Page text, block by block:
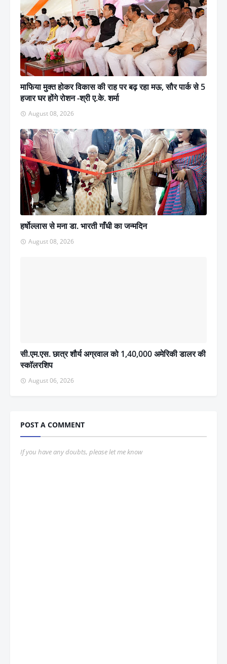
माफिया मुक्त होकर विकास की राह पर बढ़ रहा मऊ, सौर पार्क से 5
हजार घर होंगे रोशन -श्री ए.के. शर्मा
August 08, 2026
हर्षोल्लास से मना डा. भारती गाँधी का जन्मदिन
August 08, 2026
सी.एम.एस. छात्र शौर्य अग्रवाल को 1,40,000 अमेरिकी डालर की
स्काॅलरशिप
August 06, 2026
POST A COMMENT
If you have any doubts, please let me know